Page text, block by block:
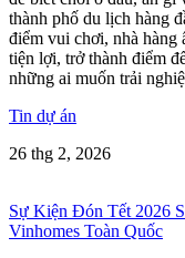
thành phố du lịch hàng
điểm vui chơi, nhà hàng
tiện lợi, trở thành điểm
những ai muốn trải
Tin dự án
26 thg 2, 2026
Sự Kiện Đón Tết 2026
Vinhomes Toàn Quốc